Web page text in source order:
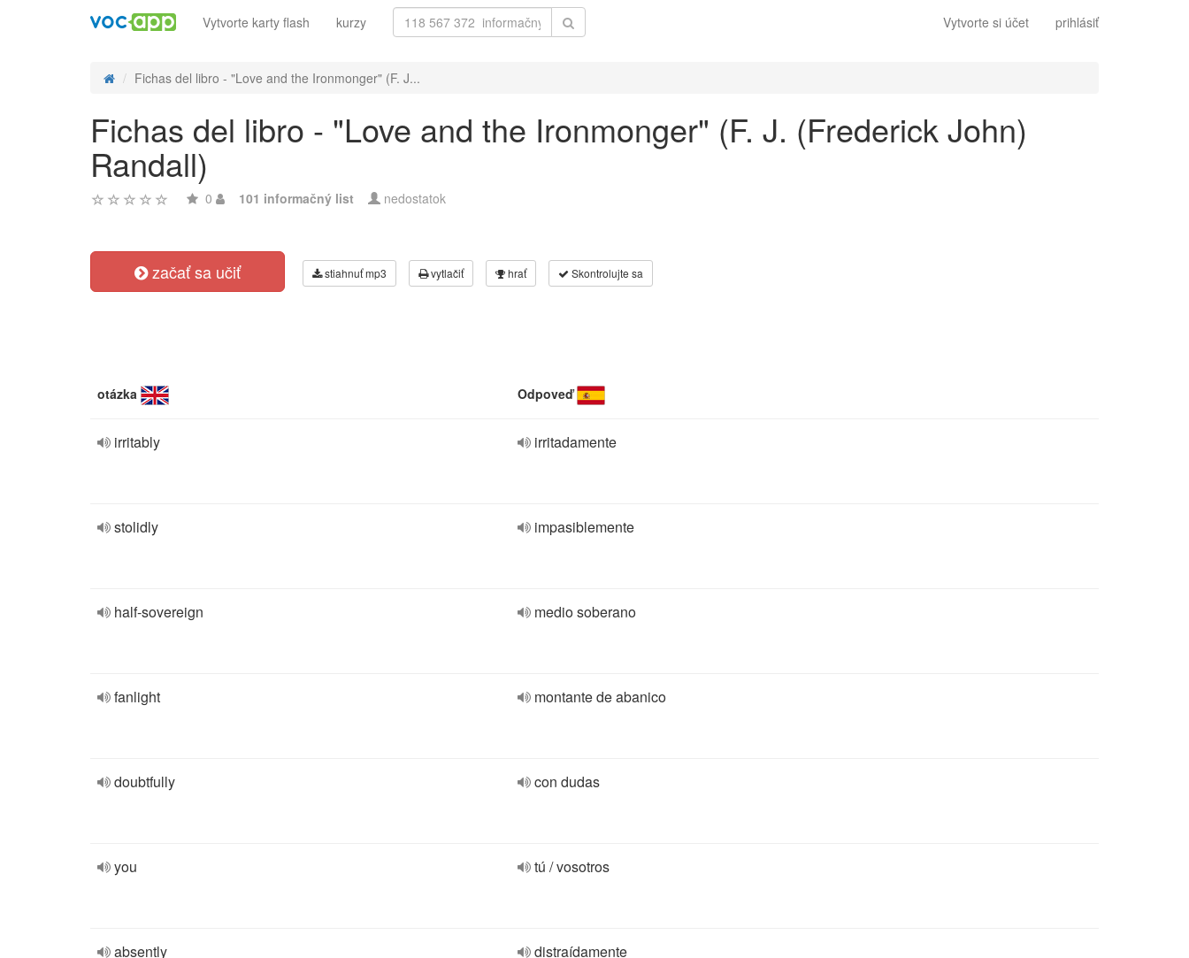
Vytvorte si účet prihlásiť
Vytvorte karty flash kurzy
Fichas del libro - "Love and the Ironmonger" (F. J...
Fichas del libro - "Love and the Ironmonger" (F. J. (Frederick John)
Randall)
0 101 informačný list nedostatok
začať sa učiť stiahnuť mp3 vytlačiť hrať Skontrolujte sa
otázka Odpoveď
irritably irritadamente
stolidly impasiblemente
half-sovereign medio soberano
fanlight montante de abanico
doubtfully con dudas
you tú / vosotros
absently distraídamente